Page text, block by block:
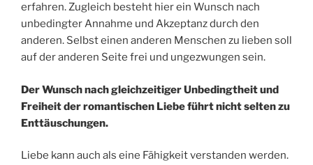
erfahren. Zugleich besteht hier ein Wunsch nach
unbedingter Annahme und Akzeptanz durch den
anderen. Selbst einen anderen Menschen zu lieben soll
auf der anderen Seite frei und ungezwungen sein.
Der Wunsch nach gleichzeitiger Unbedingtheit und
Freiheit der romantischen Liebe führt nicht selten zu
Enttäuschungen.
Liebe kann auch als eine Fähigkeit verstanden werden.